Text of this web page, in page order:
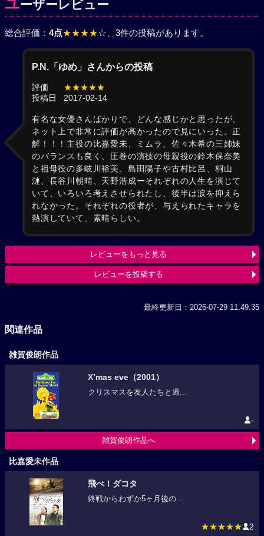
ユーザーレビュー
総合評価： 4点★★★★☆ 、3件の投稿があります。
P.N.「ゆめ」さんからの投稿
評価
★★★★★
投稿日
2017-02-14
有名な女優さんばかりで、どんな感じかと思ったが、
ネット上で非常に評価が高かったので見にいった。正
解！！！主役の比嘉愛未、ミムラ、佐々木希の三姉妹
のバランスも良く、圧巻の演技の母親役の鈴木保奈美
と祖母役の多岐川裕美、島田陽子や古村比呂、桐山
漣、長谷川朝晴、天野浩成ーそれぞれの人生を演じて
いて、いろいろ考えさせられたし、後半は涙を抑えら
れなかった。それぞれの役者が、与えられたキャラを
熱演していて、素晴らしい。
レビューをもっと見る
レビューを投稿する
最終更新日：2026-07-29 11:49:35
関連作品
雑賀俊朗作品
X’mas eve（2001）
クリスマスを友人たちと過...
-
雑賀俊朗作品へ
比嘉愛未作品
飛べ！ダコタ
終戦からわずか5ヶ月後の...
★★★★★ 2